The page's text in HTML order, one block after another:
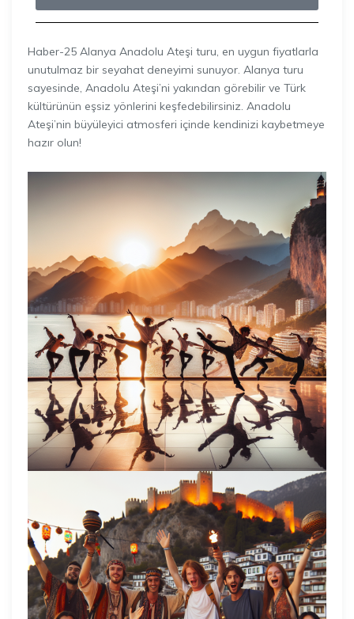
Haber-25 Alanya Anadolu Ateşi turu, en uygun fiyatlarla
unutulmaz bir seyahat deneyimi sunuyor. Alanya turu
sayesinde, Anadolu Ateşi’ni yakından görebilir ve Türk
kültürünün eşsiz yönlerini keşfedebilirsiniz. Anadolu
Ateşi’nin büyüleyici atmosferi içinde kendinizi kaybetmeye
hazır olun!